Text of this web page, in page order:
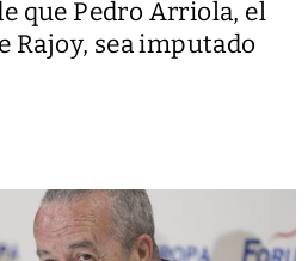
que Pedro Arriola, el
Rajoy, sea imputado